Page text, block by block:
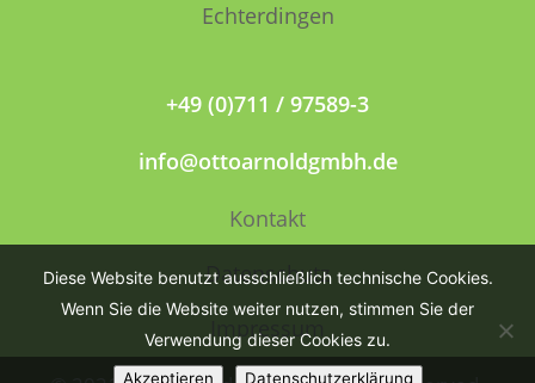
Echterdingen
+49 (0)711 / 97589-3
info@ottoarnoldgmbh.de
Kontakt
Datenschutz
Impressum
Diese Website benutzt ausschließlich technische Cookies.
Wenn Sie die Website weiter nutzen, stimmen Sie der
Verwendung dieser Cookies zu.
Akzeptieren Datenschutzerklärung